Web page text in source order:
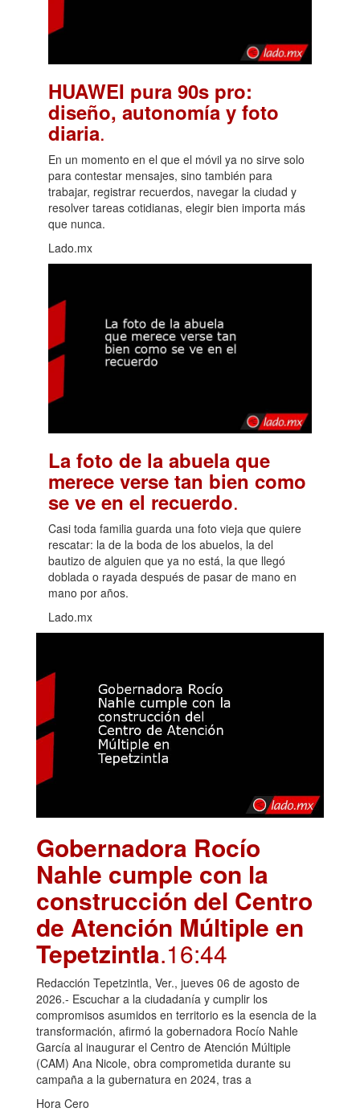
HUAWEI pura 90s pro:
diseño, autonomía y foto
diaria.
En un momento en el que el móvil ya no sirve solo
para contestar mensajes, sino también para
trabajar, registrar recuerdos, navegar la ciudad y
resolver tareas cotidianas, elegir bien importa más
que nunca.
Lado.mx
La foto de la abuela que
merece verse tan bien como
se ve en el recuerdo.
Casi toda familia guarda una foto vieja que quiere
rescatar: la de la boda de los abuelos, la del
bautizo de alguien que ya no está, la que llegó
doblada o rayada después de pasar de mano en
mano por años.
Lado.mx
Gobernadora Rocío
Nahle cumple con la
construcción del Centro
de Atención Múltiple en
Tepetzintla.16:44
Redacción Tepetzintla, Ver., jueves 06 de agosto de
2026.- Escuchar a la ciudadanía y cumplir los
compromisos asumidos en territorio es la esencia de la
transformación, afirmó la gobernadora Rocío Nahle
García al inaugurar el Centro de Atención Múltiple
(CAM) Ana Nicole, obra comprometida durante su
campaña a la gubernatura en 2024, tras a
Hora Cero